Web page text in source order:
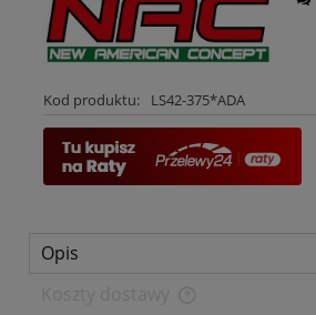
Kod produktu: LS42-375*ADA
Opis